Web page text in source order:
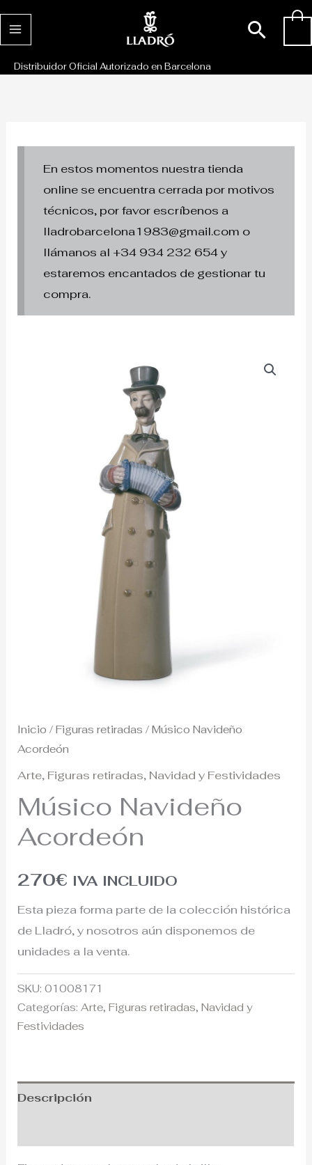
al
Distribuidor Oficial Autorizado en Barcelona
En estos momentos nuestra tienda
online se encuentra cerrada por motivos
técnicos, por favor escríbenos a
lladrobarcelona1983@gmail.com o
llámanos al +34 934 232 654 y
estaremos encantados de gestionar tu
compra.
Inicio /Figuras retiradas / Músico Navideño
Acordeón
Arte, Figuras retiradas, Navidad y Festividades
Músico Navideño
Acordeón
270€ IVA INCLUIDO
Esta pieza forma parte de la colección histórica
de Lladró, y nosotros aún disponemos de
unidades a la venta.
SKU:01008171
Categorías:Arte,Figuras retiradas,Navidad y
Festividades
Descripción